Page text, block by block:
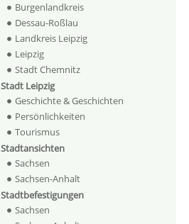
Burgenlandkreis
Dessau-Roßlau
Landkreis Leipzig
Leipzig
Stadt Chemnitz
Stadt Leipzig
Geschichte & Geschichten
Persönlichkeiten
Tourismus
Stadtansichten
Sachsen
Sachsen-Anhalt
Stadtbefestigungen
Sachsen